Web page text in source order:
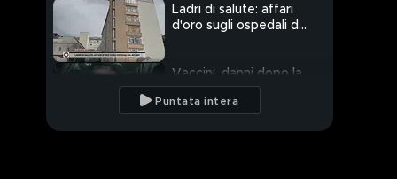
Ladri di salute: affari
d'oro sugli ospedali da
Vaccini, danni dopo la
dose: "Ci siamo fidati
della scienza, ora
Puntata intera